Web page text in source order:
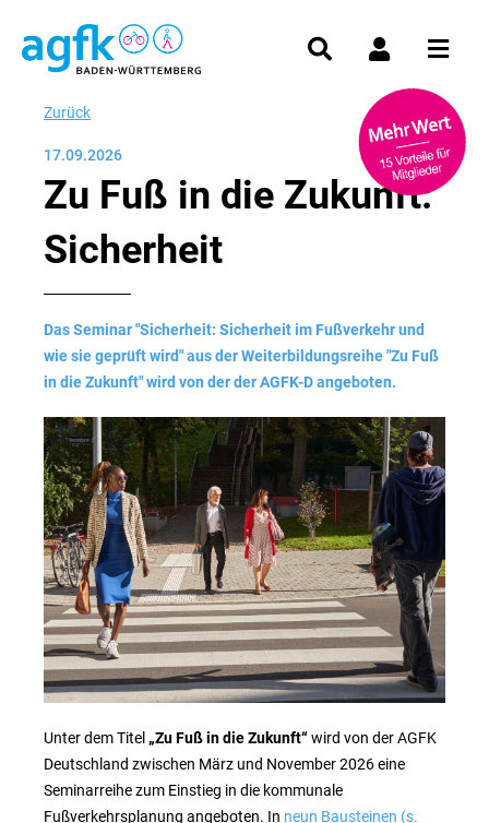
Zurück
17.09.2026
Zu Fuß in die Zukunft:
Sicherheit
Das Seminar "Sicherheit: Sicherheit im Fußverkehr und
wie sie geprüft wird" aus der Weiterbildungsreihe "Zu Fuß
in die Zukunft" wird von der der AGFK-D angeboten.
Unter dem Titel „Zu Fuß in die Zukunft“wird von der AGFK
Deutschland zwischen März und November 2026 eine
Seminarreihe zum Einstieg in die kommunale
Fußverkehrsplanung angeboten. In neun Bausteinen (s.